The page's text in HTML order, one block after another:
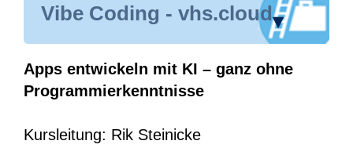
Vibe Coding - vhs.cloud▾
Apps entwickeln mit KI – ganz ohne
Programmierkenntnisse
Kursleitung: Rik Steinicke